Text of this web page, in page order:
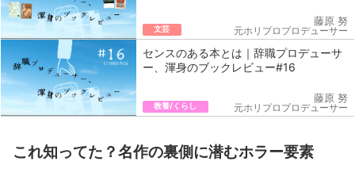
文芸
藤原 努
元ホリプロプロデューサー
センスのある本とは｜辞職プロデューサ
ー、渾身のブックレビュー#16
教養/くらし
藤原 努
元ホリプロプロデューサー
これ知ってた？名作の裏側に潜むホラー要素